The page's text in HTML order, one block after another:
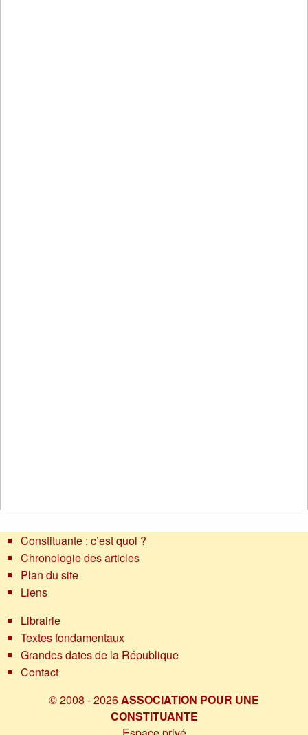
Constituante : c’est quoi ?
Chronologie des articles
Plan du site
Liens
Librairie
Textes fondamentaux
Grandes dates de la République
Contact
© 2008 - 2026ASSOCIATION POUR UNE
CONSTITUANTE